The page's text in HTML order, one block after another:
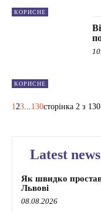
КОРИСНЕ
КОРИСНЕ
1 23 130сторінка 2 з 130
Latest news
Як швидко
Львові
08.08.2026